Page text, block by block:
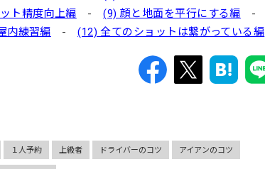
ト精度向上編 -(9) 顔と地面を平行にする編 -
内練習編 -(12) 全てのショットは繋がっている編
１人予約 上級者 ドライバーのコツ アイアンのコツ